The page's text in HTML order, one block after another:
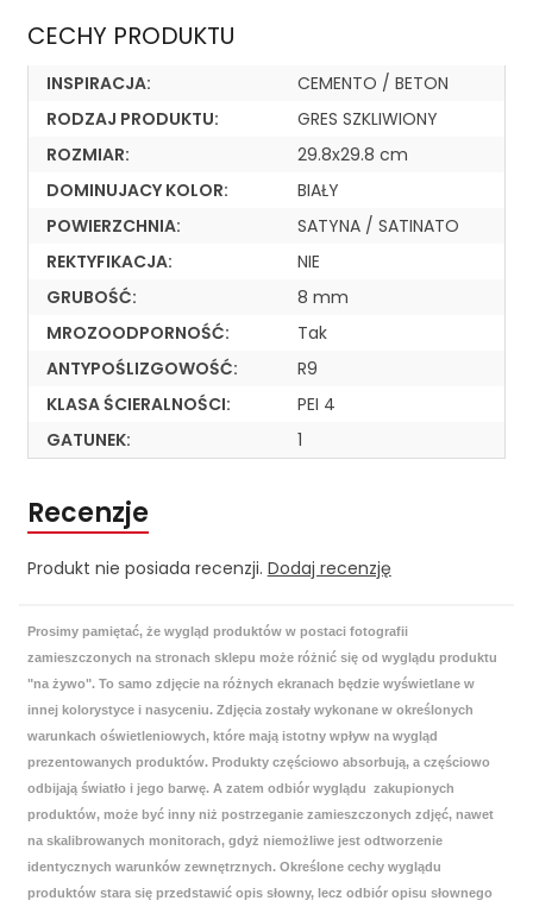
CECHY PRODUKTU
INSPIRACJA:
CEMENTO / BETON
RODZAJ PRODUKTU:
GRES SZKLIWIONY
ROZMIAR:
29.8x29.8 cm
DOMINUJACY KOLOR:
BIAŁY
POWIERZCHNIA:
SATYNA / SATINATO
REKTYFIKACJA:
NIE
GRUBOŚĆ:
8 mm
MROZOODPORNOŚĆ:
Tak
ANTYPOŚLIZGOWOŚĆ:
R9
KLASA ŚCIERALNOŚCI:
PEI 4
GATUNEK:
1
Recenzje
Produkt nie posiada recenzji. Dodaj recenzję
Prosimy pamiętać, że wygląd produktów w postaci fotografii
zamieszczonych na stronach sklepu może różnić się od wyglądu produktu
"na żywo". To samo zdjęcie na różnych ekranach będzie wyświetlane w
innej kolorystyce i nasyceniu. Zdjęcia zostały wykonane w określonych
warunkach oświetleniowych, które mają istotny wpływ na wygląd
prezentowanych produktów. Produkty częściowo absorbują, a częściowo
odbijają światło i jego barwę. A zatem odbiór wyglądu zakupionych
produktów, może być inny niż postrzeganie zamieszczonych zdjęć, nawet
na skalibrowanych monitorach, gdyż niemożliwe jest odtworzenie
identycznych warunków zewnętrznych. Określone cechy wyglądu
produktów stara się przedstawić opis słowny, lecz odbiór opisu słownego